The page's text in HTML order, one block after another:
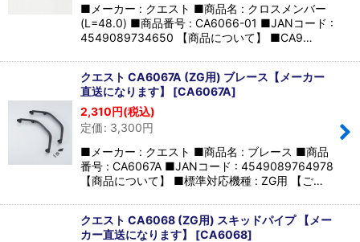
■メーカー : クエスト ■商品名 : クロスメンバー
(L=48.0) ■商品番号 : CA6066-01 ■JANコード :
4549089734650 【商品について】 ■CA9…
クエスト CA6067A (ZG用) ブレース【メーカー
直送になります】 [CA6067A]
2,310円(税込)
定価: 3,300円
■メーカー : クエスト ■商品名 : ブレース ■商品
番号 : CA6067A ■JANコード : 4549089764978
【商品について】 ■標準対応機種 : ZG用 【ご…
クエスト CA6068 (ZG用) スキッドパイプ 【メー
カー直送になります】 [CA6068]